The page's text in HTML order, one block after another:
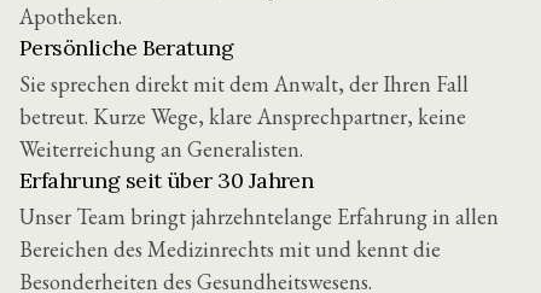
Apotheken.
Persönliche Beratung
Sie sprechen direkt mit dem Anwalt, der Ihren Fall
betreut. Kurze Wege, klare Ansprechpartner, keine
Weiterreichung an Generalisten.
Erfahrung seit über 30 Jahren
Unser Team bringt jahrzehntelange Erfahrung in allen
Bereichen des Medizinrechts mit und kennt die
Besonderheiten des Gesundheitswesens.